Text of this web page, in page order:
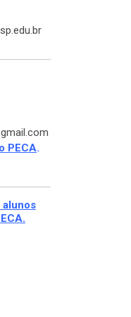
PECA.
alunos